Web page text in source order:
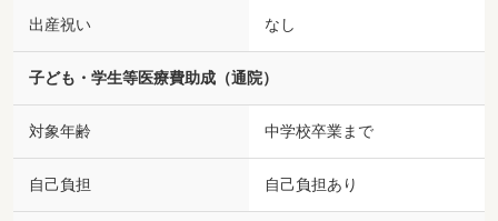
出産祝い なし
子ども・学生等医療費助成（通院）
対象年齢 中学校卒業まで
自己負担 自己負担あり